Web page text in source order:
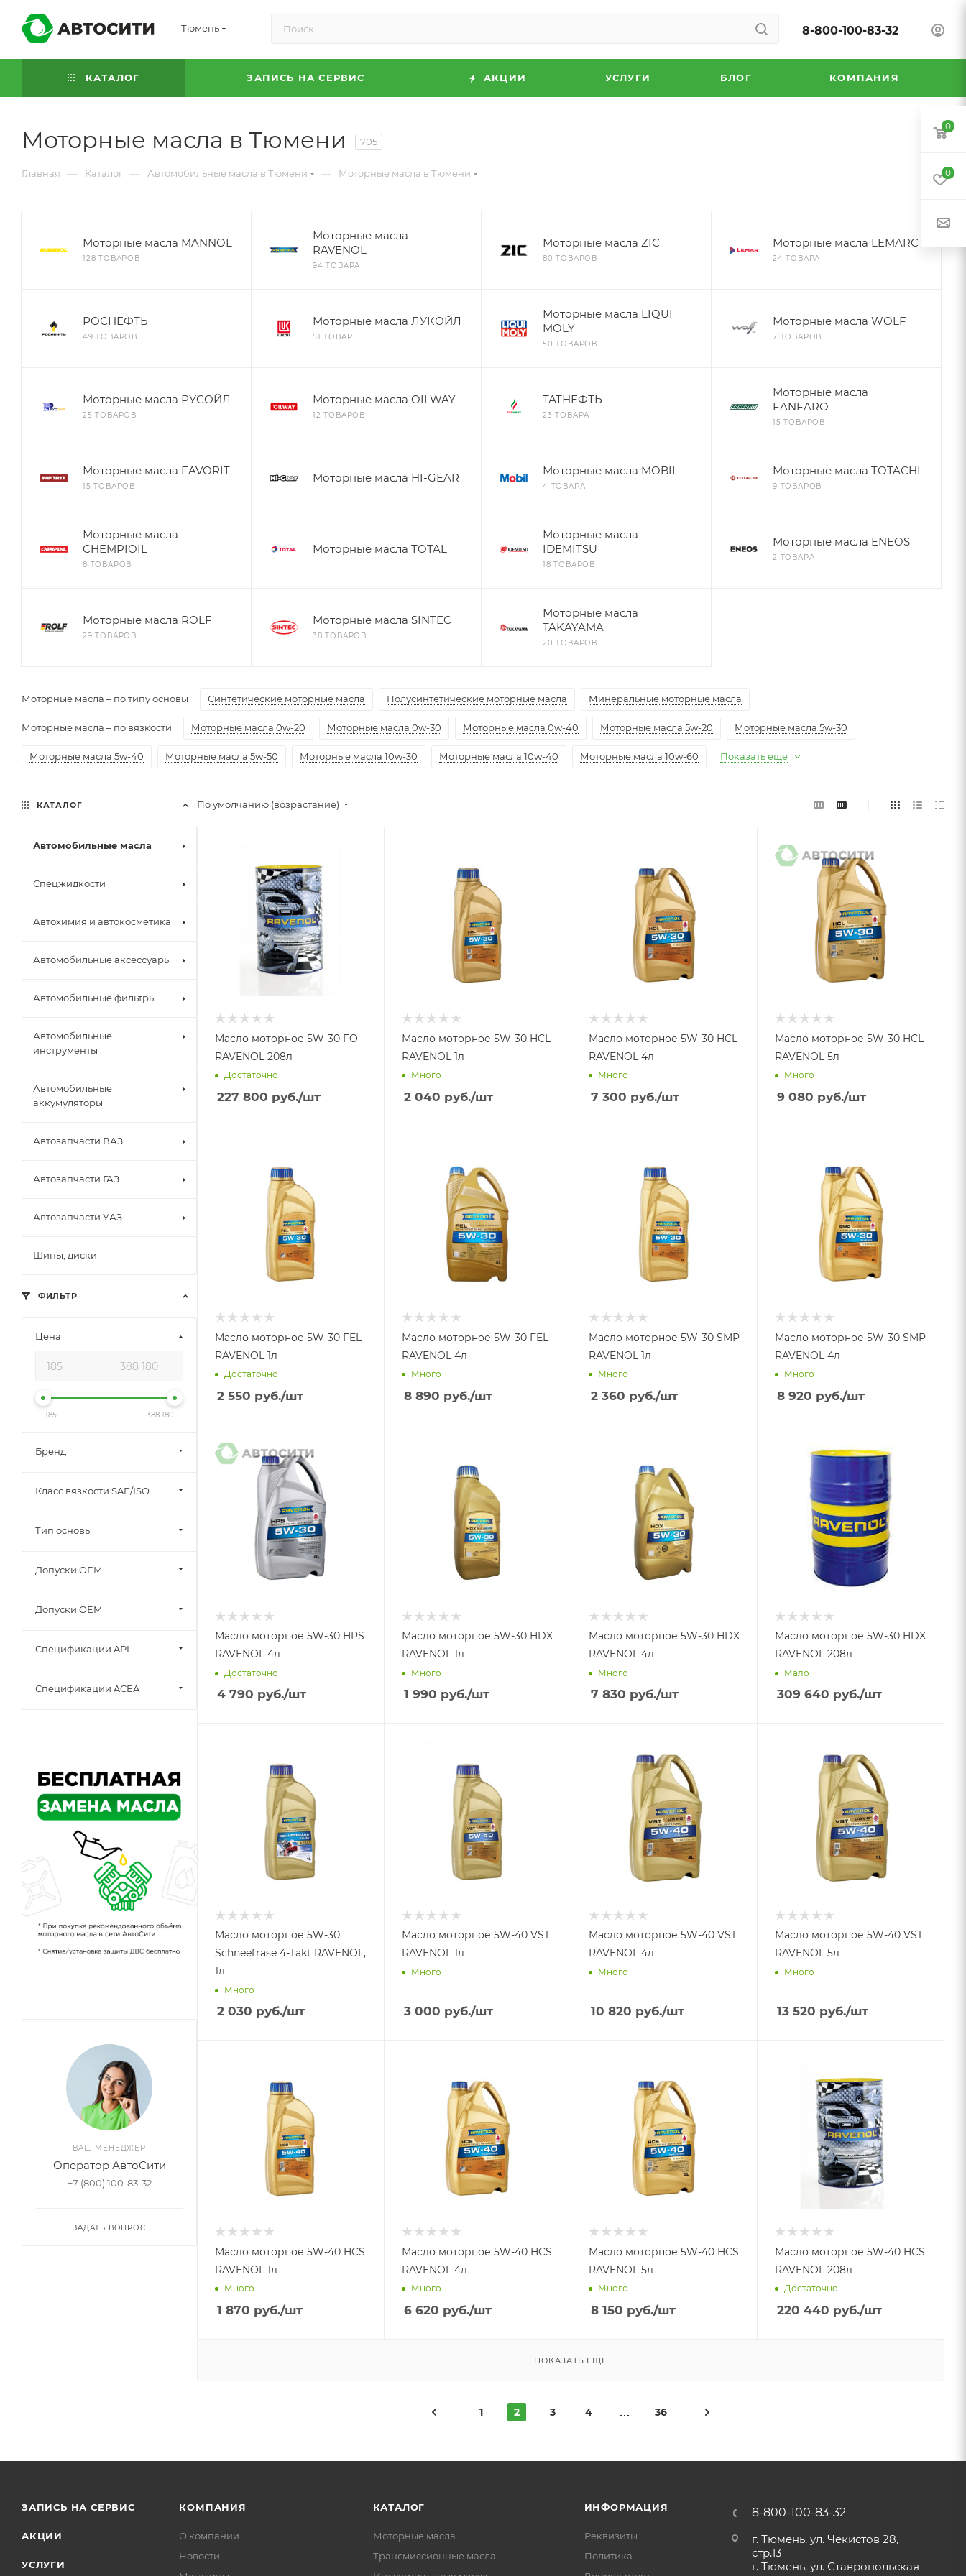
Тюмень 8-800-100-83-32
КАТАЛОГ ЗАПИСЬ НА СЕРВИС АКЦИИ УСЛУГИ БЛОГ КОМПАНИЯ
Моторные масла в Тюмени 705
Главная — Каталог — Автомобильные масла в Тюмени — Моторные масла в Тюмени
Моторные масла MANNOL
128 ТОВАРОВ
Моторные масла
RAVENOL
94 ТОВАРА
Моторные масла ZIC
80 ТОВАРОВ
Моторные масла LEMARC
24 ТОВАРА
РОСНЕФТЬ
49 ТОВАРОВ
Моторные масла ЛУКОЙЛ
51 ТОВАР
Моторные масла LIQUI
MOLY
50 ТОВАРОВ
Моторные масла WOLF
7 ТОВАРОВ
Моторные масла РУСОЙЛ
25 ТОВАРОВ
Моторные масла OILWAY
12 ТОВАРОВ
ТАТНЕФТЬ
23 ТОВАРА
Моторные масла
FANFARO
15 ТОВАРОВ
Моторные масла FAVORIT
15 ТОВАРОВ
Моторные масла HI-GEAR
Моторные масла MOBIL
4 ТОВАРА
Моторные масла TOTACHI
9 ТОВАРОВ
Моторные масла
CHEMPIOIL
8 ТОВАРОВ
Моторные масла TOTAL
Моторные масла
IDEMITSU
18 ТОВАРОВ
Моторные масла ENEOS
2 ТОВАРА
Моторные масла ROLF
29 ТОВАРОВ
Моторные масла SINTEC
38 ТОВАРОВ
Моторные масла
TAKAYAMA
20 ТОВАРОВ
Моторные масла – по типу основы Синтетические моторные масла Полусинтетические моторные масла Минеральные моторные масла
Моторные масла – по вязкости Моторные масла 0w-20 Моторные масла 0w-30 Моторные масла 0w-40 Моторные масла 5w-20 Моторные масла 5w-30
Моторные масла 5w-40 Моторные масла 5w-50 Моторные масла 10w-30 Моторные масла 10w-40 Моторные масла 10w-60 Показать еще
По умолчанию (возрастание)
Масло моторное 5W-30 FO
RAVENOL 208л
Достаточно
227 800 руб./шт
Масло моторное 5W-30 HCL
RAVENOL 1л
Много
2 040 руб./шт
Масло моторное 5W-30 HCL
RAVENOL 4л
Много
7 300 руб./шт
Масло моторное 5W-30 HCL
RAVENOL 5л
Много
9 080 руб./шт
Масло моторное 5W-30 FEL
RAVENOL 1л
Достаточно
2 550 руб./шт
Масло моторное 5W-30 FEL
RAVENOL 4л
Много
8 890 руб./шт
Масло моторное 5W-30 SMP
RAVENOL 1л
Много
2 360 руб./шт
Масло моторное 5W-30 SMP
RAVENOL 4л
Много
8 920 руб./шт
Масло моторное 5W-30 HPS
RAVENOL 4л
Достаточно
4 790 руб./шт
Масло моторное 5W-30 HDX
RAVENOL 1л
Много
1 990 руб./шт
Масло моторное 5W-30 HDX
RAVENOL 4л
Много
7 830 руб./шт
Масло моторное 5W-30 HDX
RAVENOL 208л
Мало
309 640 руб./шт
Масло моторное 5W-30
Schneefrase 4-Takt RAVENOL,
1л
Много
2 030 руб./шт
Масло моторное 5W-40 VST
RAVENOL 1л
Много
3 000 руб./шт
Масло моторное 5W-40 VST
RAVENOL 4л
Много
10 820 руб./шт
Масло моторное 5W-40 VST
RAVENOL 5л
Много
13 520 руб./шт
Масло моторное 5W-40 HCS
RAVENOL 1л
Много
1 870 руб./шт
Масло моторное 5W-40 HCS
RAVENOL 4л
Много
6 620 руб./шт
Масло моторное 5W-40 HCS
RAVENOL 5л
Много
8 150 руб./шт
Масло моторное 5W-40 HCS
RAVENOL 208л
Достаточно
220 440 руб./шт
ПОКАЗАТЬ ЕЩЕ
1 2 3 4 36
КАТАЛОГ
Автомобильные масла
Спецжидкости
Автохимия и автокосметика
Автомобильные аксессуары
Автомобильные фильтры
Автомобильные
инструменты
Автомобильные
аккумуляторы
Автозапчасти ВАЗ
Автозапчасти ГАЗ
Автозапчасти УАЗ
Шины, диски
ФИЛЬТР
Цена
185 388 180
Бренд
Класс вязкости SAE/ISO
Тип основы
Допуски OEM
Допуски OEM
Спецификации API
Спецификации ACEA
ВАШ МЕНЕДЖЕР
Оператор АвтоСити
+7 (800) 100-83-32
ЗАДАТЬ ВОПРОС
ЗАПИСЬ НА СЕРВИС
АКЦИИ
УСЛУГИ
КОМПАНИЯ
О компании
Новости
КАТАЛОГ
Моторные масла
Трансмиссионные масла
ИНФОРМАЦИЯ
Реквизиты
Политика
8-800-100-83-32
г. Тюмень, ул. Чекистов 28,
стр.13
г. Тюмень, ул. Ставропольская
0
0